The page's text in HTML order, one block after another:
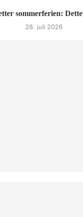
sommerferien:
28. juli 2026